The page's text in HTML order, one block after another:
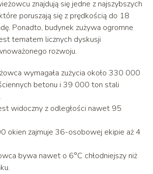
znajdują się jedne z najszybszych
poruszają się z prędkością do 18
Ponadto, budynek zużywa ogromne
tematem licznych dyskusji
rozwoju.
wymagała zużycia około 330 000
betonu i 39 000 ton stali
widoczny z odległości nawet 95
okien zajmuje 36-osobowej ekipie aż 4
bywa nawet o 6°C chłodniejszy niż